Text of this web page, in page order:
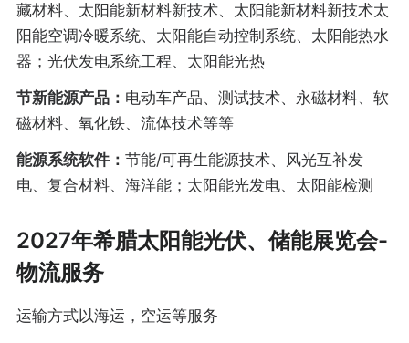
藏材料、太阳能新材料新技术、太阳能新材料新技术太
阳能空调冷暖系统、太阳能自动控制系统、太阳能热水
器；光伏发电系统工程、太阳能光热
节新能源产品： 电动车产品、测试技术、永磁材料、软
磁材料、氧化铁、流体技术等等
能源系统软件： 节能/可再生能源技术、风光互补发
电、复合材料、海洋能；太阳能光发电、太阳能检测
2027年希腊太阳能光伏、储能展览会-
物流服务
运输方式以海运，空运等服务